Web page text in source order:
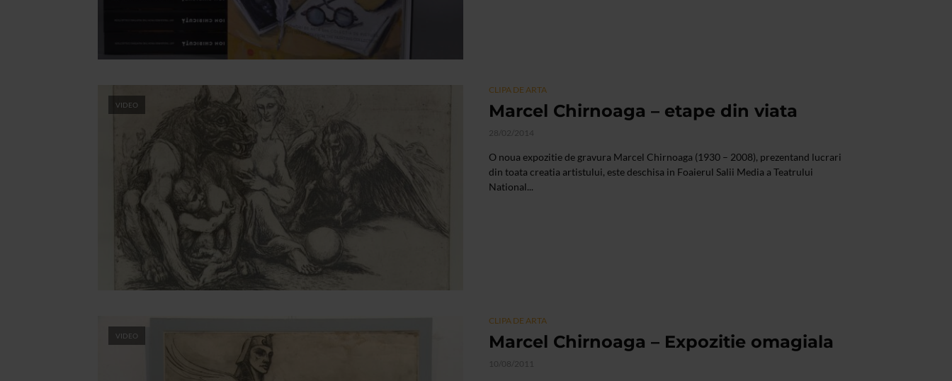
VIDEO
CLIPA DE ARTA
Marcel Chirnoaga – etape din viata
28/02/2014
O noua expozitie de gravura Marcel Chirnoaga (1930 – 2008), prezentand lucrari
din toata creatia artistului, este deschisa in Foaierul Salii Media a Teatrului
National...
VIDEO
CLIPA DE ARTA
Marcel Chirnoaga – Expozitie omagiala
10/08/2011